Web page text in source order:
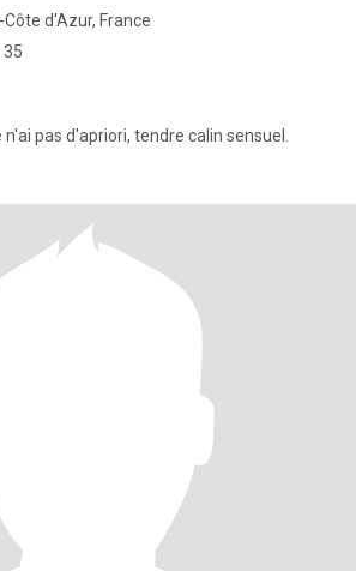
d'Azur, France
35
pas d'apriori, tendre calin sensuel.